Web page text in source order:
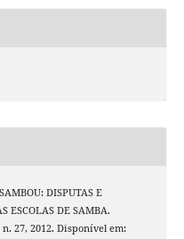
DISPUTAS E
ESCOLAS DE SAMBA.
n. 27, 2012. Disponível em: